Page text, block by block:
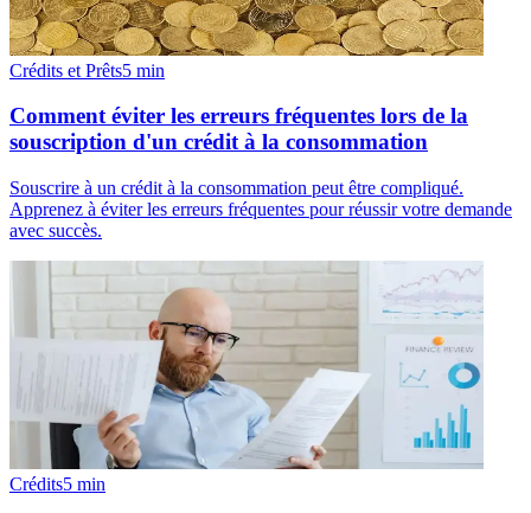
Crédits et Prêts5 min
Comment éviter les erreurs fréquentes lors de la
souscription d'un crédit à la consommation
Souscrire à un crédit à la consommation peut être compliqué.
Apprenez à éviter les erreurs fréquentes pour réussir votre demande
avec succès.
Crédits5 min